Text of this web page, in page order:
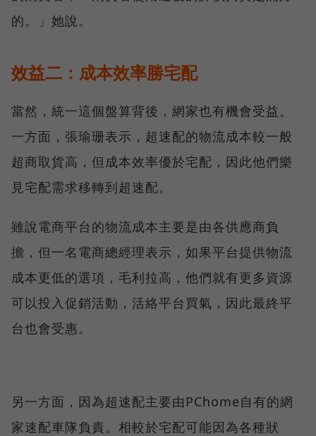
的。」她說。
效益二：成本效率勝宅配
當然，統一這個盤算背後，網家也有機會受益。
一方面，張瑜珊表示，超速配的物流成本較一般
超商取貨高，但成本效率優於宅配，因此他們樂
見宅配需求移轉到超速配。
雖說電商平台的物流成本主要是由各供應商負
擔，但一名電商總經理表示，如果平台提供物流
成本更低的選項，毛利拉高，他們就有更多資源
可以投入促銷活動，活絡平台買氣，因此最終平
台也會受惠。
另一方面，因為超速配主要由PChome自有的網
家速配車隊負責。相較於宅配可能因為各種狀